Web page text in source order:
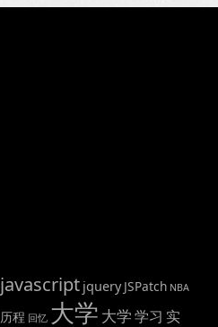
javascript jquery JSPatch NBA
历程 回忆 大学 大学学习 实